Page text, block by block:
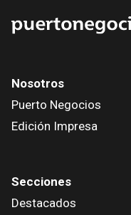
Nosotros
Puerto Negocios
Edición Impresa
Secciones
Destacados